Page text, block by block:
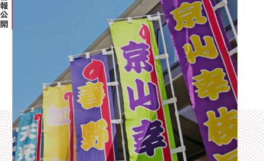
開